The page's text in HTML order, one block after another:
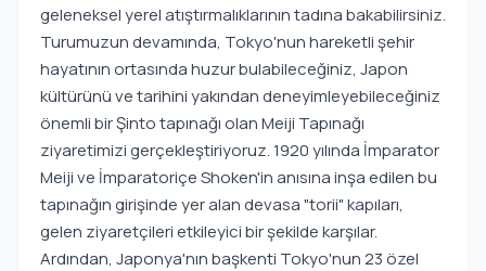
geleneksel yerel atıştırmalıklarının tadına bakabilirsiniz.
Turumuzun devamında, Tokyo'nun hareketli şehir
hayatının ortasında huzur bulabileceğiniz, Japon
kültürünü ve tarihini yakından deneyimleyebileceğiniz
önemli bir Şinto tapınağı olan Meiji Tapınağı
ziyaretimizi gerçekleştiriyoruz. 1920 yılında İmparator
Meiji ve İmparatoriçe Shoken'in anısına inşa edilen bu
tapınağın girişinde yer alan devasa "torii" kapıları,
gelen ziyaretçileri etkileyici bir şekilde karşılar.
Ardından, Japonya'nın başkenti Tokyo'nun 23 özel